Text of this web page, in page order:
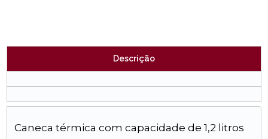
Descrição
Caneca térmica com capacidade de 1,2 litros